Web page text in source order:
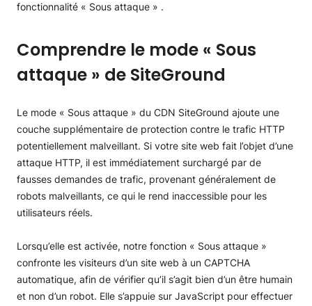
fonctionnalité « Sous attaque » .
Comprendre le mode « Sous
attaque » de SiteGround
Le mode « Sous attaque » du CDN SiteGround ajoute une
couche supplémentaire de protection contre le trafic HTTP
potentiellement malveillant. Si votre site web fait l’objet d’une
attaque HTTP, il est immédiatement surchargé par de
fausses demandes de trafic, provenant généralement de
robots malveillants, ce qui le rend inaccessible pour les
utilisateurs réels.
Lorsqu’elle est activée, notre fonction « Sous attaque »
confronte les visiteurs d’un site web à un CAPTCHA
automatique, afin de vérifier qu’il s’agit bien d’un être humain
et non d’un robot. Elle s’appuie sur JavaScript pour effectuer